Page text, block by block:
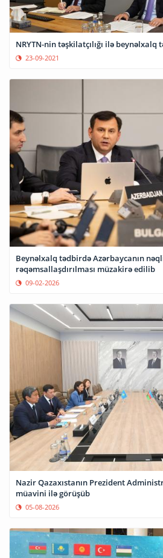
NRYTN-nin təşkilatçılığı ilə
23-09-2021
Beynəlxalq tədbirdə Azərbaycanın
rəqəmsallaşdırılması müzakirə edilib
09-02-2026
Nazir Qazaxıstanın Prezident
müavini ilə görüşüb
05-08-2026